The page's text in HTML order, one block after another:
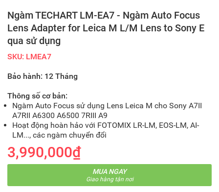
Ngàm TECHART LM-EA7 - Ngàm Auto Focus
Lens Adapter for Leica M L/M Lens to Sony E
qua sử dụng
SKU: LMEA7
Bảo hành: 12 Tháng
Thông số cơ bản:
Ngàm Auto Focus sử dụng Lens Leica M cho Sony A7II
A7RII A6300 A6500 7RIII A9
Hoạt động hoàn hảo với FOTOMIX LR-LM, EOS-LM, AI-
LM..., các ngàm chuyển đổi
3,990,000₫
MUA NGAY
Giao hàng tận nơi